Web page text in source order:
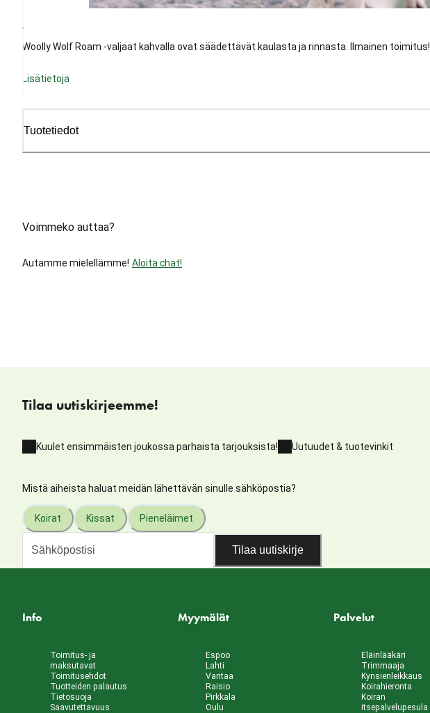
Woolly Wolf Roam -valjaat kahvalla ovat säädettävät kaulasta ja rinnasta. Ilmainen toimitus!
Lisätietoja
Tuotetiedot
Voimmeko auttaa?
Autamme mielellämme! Aloita chat!
Tilaa uutiskirjeemme!
Kuulet ensimmäisten joukossa parhaista tarjouksista! Uutuudet & tuotevinkit
Mistä aiheista haluat meidän lähettävän sinulle sähköpostia?
Koirat Kissat Pieneläimet
Tilaa uutiskirje
Info
Toimitus- ja
maksutavat
Toimitusehdot
Tuotteiden palautus
Tietosuoja
Saavutettavuus
Myymälät
Espoo
Lahti
Vantaa
Raisio
Pirkkala
Oulu
Palvelut
Eläinlääkäri
Trimmaaja
Kynsienleikkaus
Koirahieronta
Koiran
itsepalvelupesula